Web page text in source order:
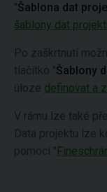
"Šablona dat
šablony dat
Po zaškrtnutí
tlačítko "Šablony
úloze definovat a
V rámu lze také
Data projektu lze
pomocí "